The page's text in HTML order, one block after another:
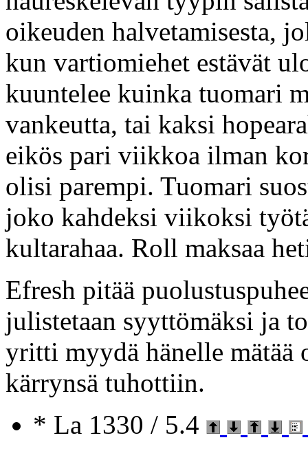
oikeuden halvetamisesta,
kun vartiomiehet estävät
kuuntelee kuinka tuomari
vankeutta, tai kaksi
eikös pari viikkoa ilman
olisi parempi. Tuomari
joko kahdeksi viikoksi
kultarahaa. Roll maksaa
Efresh pitää
julistetaan syyttömäksi ja
yritti myydä hänelle mätää
kärrynsä tuhottiin.
* La 1330 / 5.4